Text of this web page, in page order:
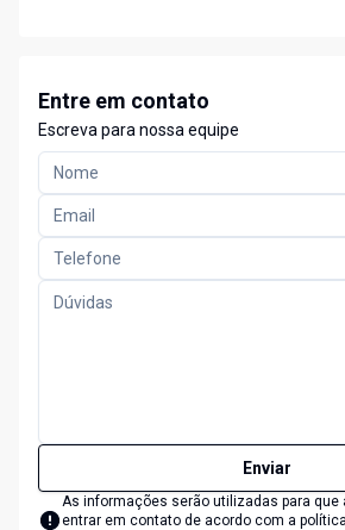
Entre em contato
Escreva para nossa equipe
Enviar
As informações serão utilizadas para que
entrar em contato de acordo com a